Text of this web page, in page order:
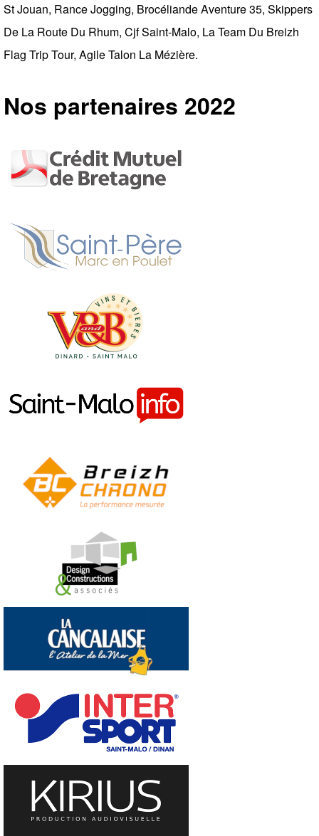
St Jouan, Rance Jogging, Brocéliande Aventure 35, Skippers
De La Route Du Rhum, Cjf Saint-Malo, La Team Du Breizh
Flag Trip Tour, Agile Talon La Mézière.
Nos partenaires 2022